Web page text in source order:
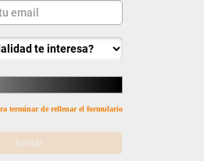
terminar de rellenar el formulario